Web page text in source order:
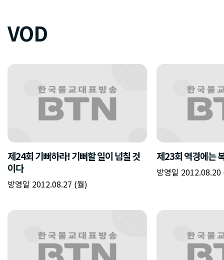
VOD
제24회 기뻐하라! 기뻐할 일이 넘칠 것
이다
방영일 2012.08.27 (월)
제23회 역경에는
방영일 2012.08.20